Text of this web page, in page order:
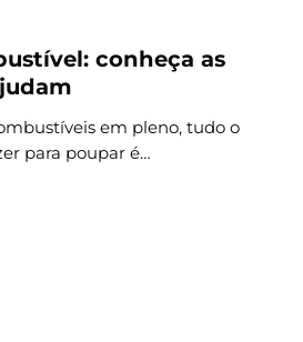
conheça as
em pleno, tudo o
para poupar é…